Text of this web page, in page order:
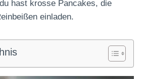
hast krosse Pancakes, die
einladen.